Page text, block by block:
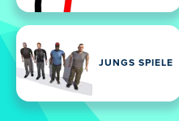
JUNGS SPIELE